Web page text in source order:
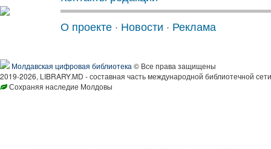
О проекте · Новости · Реклама
Молдавская цифровая библиотека © Все права защищены
2019-2026, LIBRARY.MD - составная часть международной библиотечной
Сохраняя наследие Молдовы